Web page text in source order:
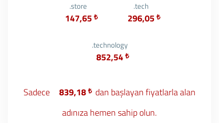
.store
₺
147,65
.tech
₺
296,05
.technology
₺
852,54
Sadece ₺
839,18
dan başlayan fiyatlarla alan
adınıza hemen sahip olun.